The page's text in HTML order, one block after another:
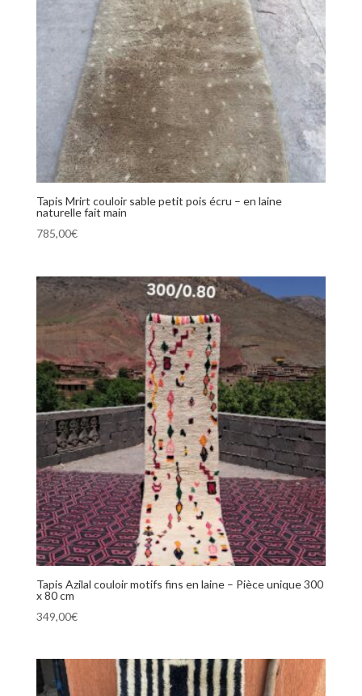
Tapis Mrirt couloir sable petit pois écru – en laine
naturelle fait main
785,00€
Tapis Azilal couloir motifs fins en laine – Pièce unique 300
x 80 cm
349,00€